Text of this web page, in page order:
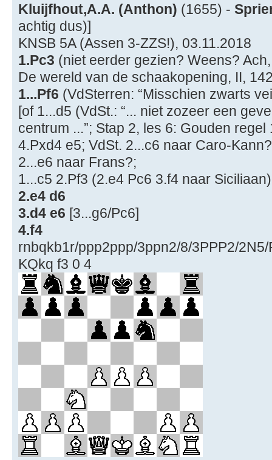
Kluijfhout,A.A. (Anthon) (1655) -
achtig dus)]
KNSB 5A (Assen 3-ZZS!), 03.11.2018
1.Pc3 (niet eerder gezien? Weens?
De wereld van de schaakopening, II,
1...Pf6 (VdSterren: “Misschien zwarts
[of 1...d5 (VdSt.: “... niet zozeer een
centrum ...”; Stap 2, les 6: Gouden
4.Pxd4 e5; VdSt. 2...c6 naar Caro-
2...e6 naar Frans?;
1...c5 2.Pf3 (2.e4 Pc6 3.f4 naar
2.e4 d6
3.d4 e6 [3...g6/Pc6]
4.f4
rnbqkb1r/ppp2ppp/3ppn2/8/3PPP2/
KQkq f3 0 4